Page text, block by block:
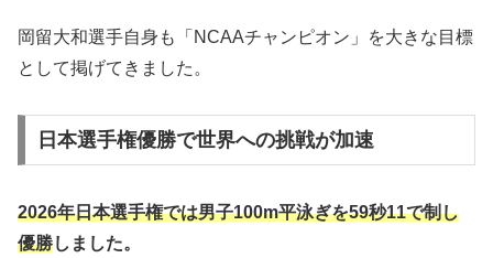
岡留大和選手自身も「NCAAチャンピオン」を大きな目標
として掲げてきました。
日本選手権優勝で世界への挑戦が加速
2026年日本選手権では男子100m平泳ぎを59秒11で制し
優勝しました。